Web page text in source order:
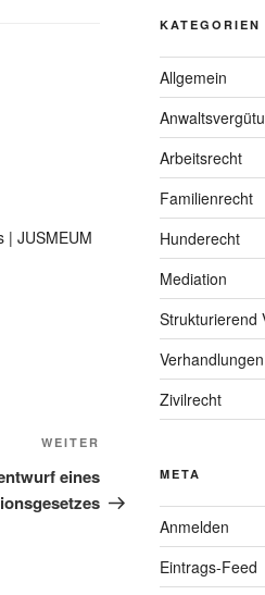
| JUSMEUM
Beitrag
WEITER
eines
KATEGORIEN
Allgemein
Arbeitsrecht
Familienrecht
Hunderecht
Mediation
Strukturierend
Verhandlungen
Zivilrecht
META
Anmelden
Eintrags-Feed